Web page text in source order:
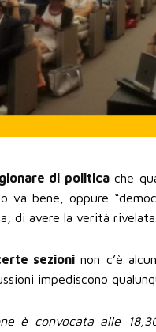
di politicache
va bene, oppure
di avere la verità rivelata.
sezioni non c’è
impediscono
è convocata alle